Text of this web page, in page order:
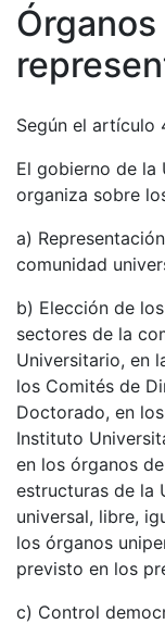
Órganos
Según el artículo
El gobierno de la
organiza sobre
a)
comunidad
b) Elección de
sectores de la
Universitario, en
los Comités de
Doctorado, en
Instituto
en los órganos
estructuras de la
universal, libre,
los órganos
previsto en los
c) Control